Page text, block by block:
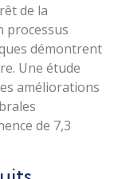
de la
processus
démontrent
Une étude
améliorations
de 7,3